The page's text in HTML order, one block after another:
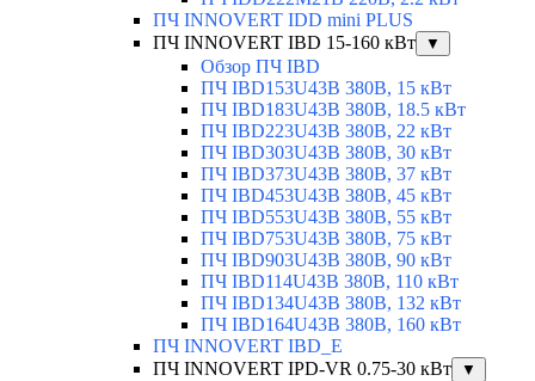
ПЧ INNOVERT IDD mini PLUS
ПЧ INNOVERT IBD 15-160 кВт
▼
Обзор ПЧ IBD
ПЧ IBD153U43B 380В, 15 кВт
ПЧ IBD183U43B 380В, 18.5 кВт
ПЧ IBD223U43B 380В, 22 кВт
ПЧ IBD303U43B 380В, 30 кВт
ПЧ IBD373U43B 380В, 37 кВт
ПЧ IBD453U43B 380В, 45 кВт
ПЧ IBD553U43B 380В, 55 кВт
ПЧ IBD753U43B 380В, 75 кВт
ПЧ IBD903U43B 380В, 90 кВт
ПЧ IBD114U43B 380В, 110 кВт
ПЧ IBD134U43B 380В, 132 кВт
ПЧ IBD164U43B 380В, 160 кВт
ПЧ INNOVERT IBD_E
ПЧ INNOVERT IPD-VR 0.75-30 кВт
▼